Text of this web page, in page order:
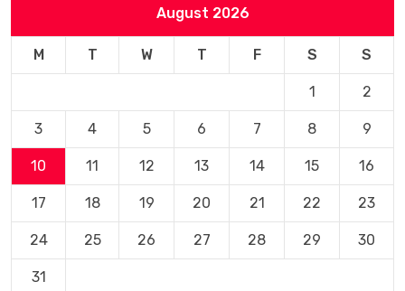
August 2026
M T W T F S S
1 2
3 4 5 6 7 8 9
10 11 12 13 14 15 16
17 18 19 20 21 22 23
24 25 26 27 28 29 30
31